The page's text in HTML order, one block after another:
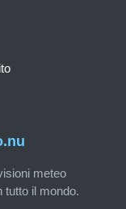
meteo
tutto il mondo.